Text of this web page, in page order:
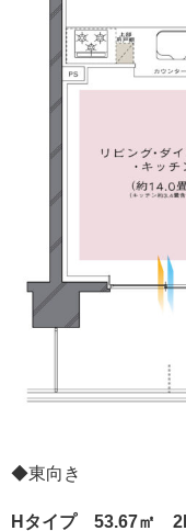
◆東向き
Hタイプ 53.67㎡